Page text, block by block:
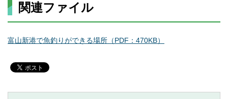
関連ファイル
富山新港で魚釣りができる場所（PDF：470KB）